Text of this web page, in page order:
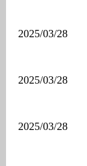
2025/03/28
2025/03/28
2025/03/28